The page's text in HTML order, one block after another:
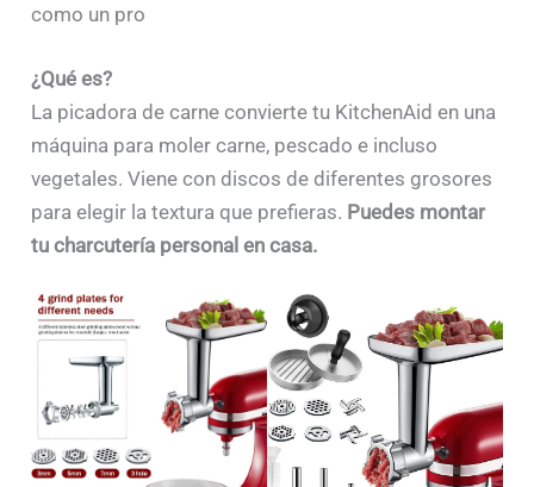
como un pro
¿Qué es?
La picadora de carne convierte tu KitchenAid en una
máquina para moler carne, pescado e incluso
vegetales. Viene con discos de diferentes grosores
para elegir la textura que prefieras. Puedes montar
tu charcutería personal en casa.